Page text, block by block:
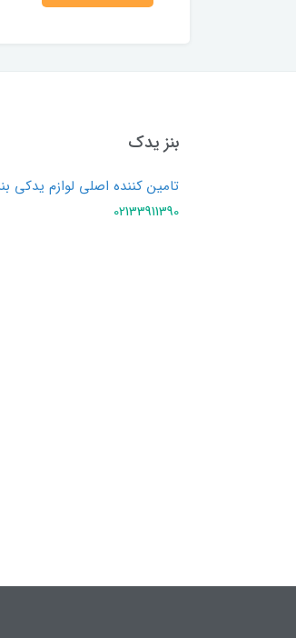
بنز یدک
تامین کننده اصلی لوازم یدکی
02133911390